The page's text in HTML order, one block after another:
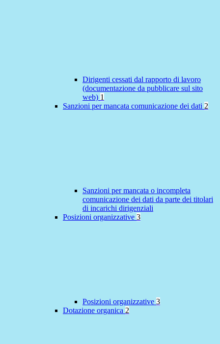
Dirigenti cessati dal rapporto di lavoro
(documentazione da pubblicare sul sito
web) 1
Sanzioni per mancata comunicazione dei dati 2
Sanzioni per mancata o incompleta
comunicazione dei dati da parte dei titolari
di incarichi dirigenziali
Posizioni organizzative 3
Posizioni organizzative 3
Dotazione organica 2